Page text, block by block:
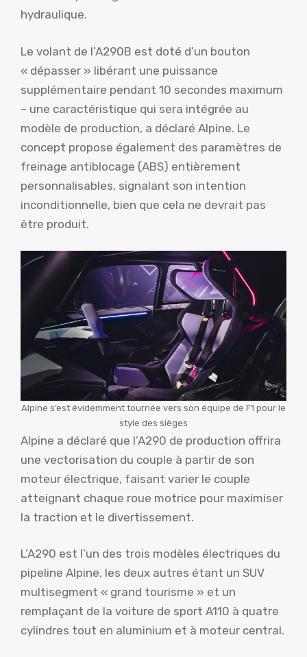
hydraulique.
Le volant de l’A290B est doté d’un bouton
« dépasser » libérant une puissance
supplémentaire pendant 10 secondes maximum
– une caractéristique qui sera intégrée au
modèle de production, a déclaré Alpine. Le
concept propose également des paramètres de
freinage antiblocage (ABS) entièrement
personnalisables, signalant son intention
inconditionnelle, bien que cela ne devrait pas
être produit.
Alpine s’est évidemment tournée vers son équipe de F1 pour le
style des sièges
Alpine a déclaré que l’A290 de production offrira
une vectorisation du couple à partir de son
moteur électrique, faisant varier le couple
atteignant chaque roue motrice pour maximiser
la traction et le divertissement.
L’A290 est l’un des trois modèles électriques du
pipeline Alpine, les deux autres étant un SUV
multisegment « grand tourisme » et un
remplaçant de la voiture de sport A110 à quatre
cylindres tout en aluminium et à moteur central.